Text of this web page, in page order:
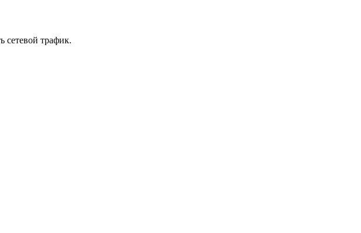
сетевой трафик.